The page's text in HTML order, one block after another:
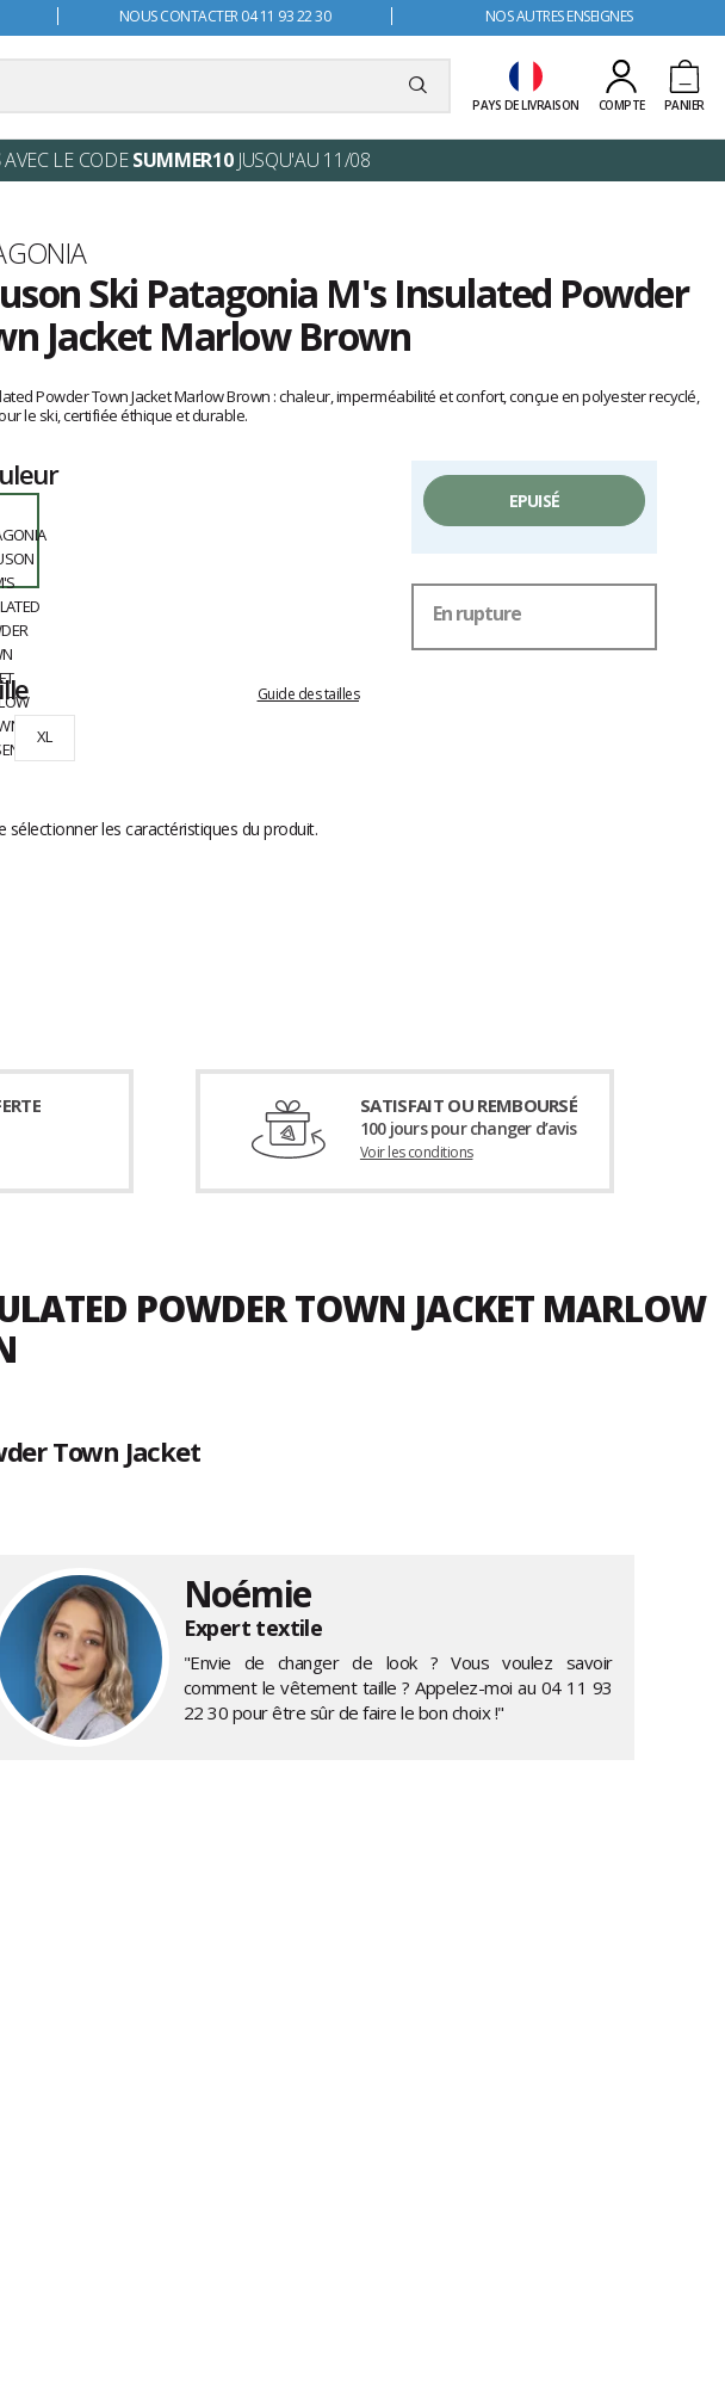
NOUS CONTACTER 04 11 93 22 30 NOS AUTRES ENSEIGNES
PAYS DE LIVRAISON COMPTE PANIER
AVEC LE CODESUMMER10JUSQU'AU 11/08
Ski Patagonia M's Insulated Powder
Jacket Marlow Brown
Powder Town Jacket Marlow Brown : chaleur, imperméabilité et confort, conçue en polyester recyclé,
le ski, certifiée éthique et durable.
Guide des tailles
XL
sélectionner les caractéristiques du produit.
EPUISÉ
En rupture
SATISFAIT OU REMBOURSÉ
100 jours pour changer d’avis
Voir les conditions
POWDER TOWN JACKET MARLOW
Town Jacket
Noémie
Expert textile
"Envie de changer de look ? Vous voulez savoir
comment le vêtement taille ? Appelez-moi au 04 11 93
22 30 pour être sûr de faire le bon choix !"